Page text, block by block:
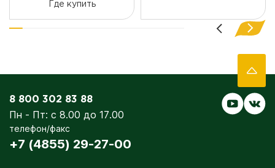
Где купить
8 800 302 83 88
Пн - Пт: с 8.00 до 17.00
телефон/факс
+7 (4855) 29-27-00